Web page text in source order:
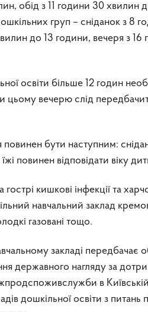
обід з 11 години 30 хвилин
груп – сніданок з 8
до 13 години, вечеря з
освіти більше 12 годин
цьому вечерю слід
повинен бути наступним:
повинен відповідати віку
кишкові інфекції та
навчальний заклад
газовані тощо.
закладі передбачає
державного нагляду за
в
дошкільної освіти з питань